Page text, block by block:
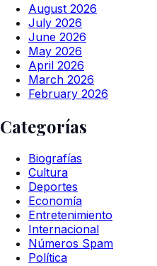
August 2026
July 2026
June 2026
May 2026
April 2026
March 2026
February 2026
Categorías
Biografías
Cultura
Deportes
Economía
Entretenimiento
Internacional
Números Spam
Política